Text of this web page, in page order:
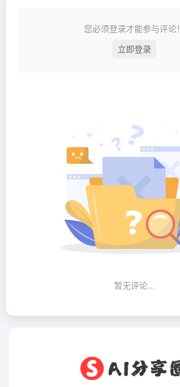
您必须登录才能参与评论！
立即登录
暂无评论...